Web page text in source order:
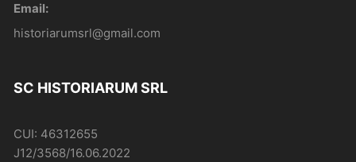
Email:
historiarumsrl@gmail.com
SC HISTORIARUM SRL
CUI: 46312655
J12/3568/16.06.2022